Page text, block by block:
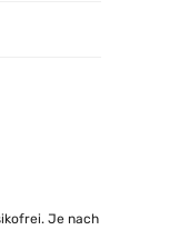
Je nach